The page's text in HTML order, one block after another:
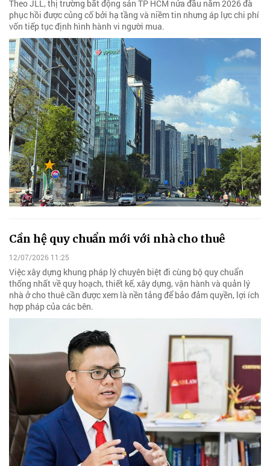
Theo JLL, thị trường bất động sản TP HCM nửa đầu năm 2026 đà
phục hồi được củng cố bởi hạ tầng và niềm tin nhưng áp lực chi phí
vốn tiếp tục định hình hành vi người mua.
Cần hệ quy chuẩn mới với nhà cho thuê
12/07/2026 11:25
Việc xây dựng khung pháp lý chuyên biệt đi cùng bộ quy chuẩn
thống nhất về quy hoạch, thiết kế, xây dựng, vận hành và quản lý
nhà ở cho thuê cần được xem là nền tảng để bảo đảm quyền, lợi ích
hợp pháp của các bên.